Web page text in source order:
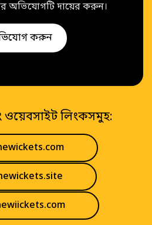
অভিযোগটি দায়ের করুন।
করুন
ওয়েবসাইট লিংকসমুহ: